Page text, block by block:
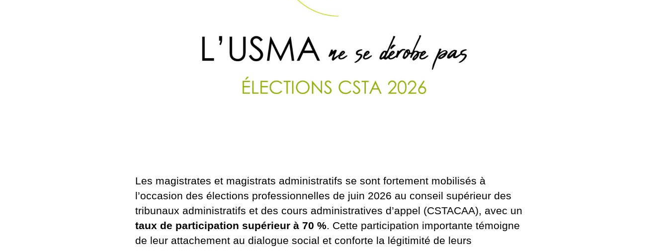
Les magistrates et magistrats administratifs se sont fortement mobilisés à
l’occasion des élections professionnelles de juin 2026 au conseil supérieur des
tribunaux administratifs et des cours administratives d’appel (CSTACAA), avec un
taux de participation supérieur à 70 %. Cette participation importante témoigne
de leur attachement au dialogue social et conforte la légitimité de leurs